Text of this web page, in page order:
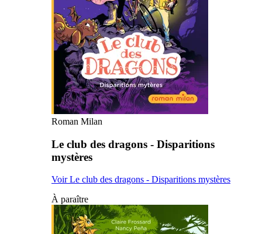
Roman Milan
Le club des dragons - Disparitions
mystères
Voir Le club des dragons - Disparitions mystères
À paraître